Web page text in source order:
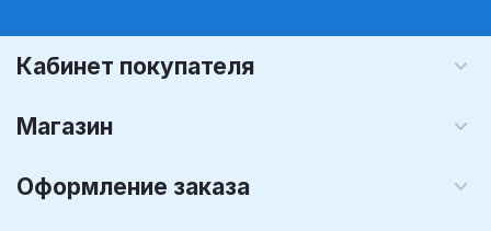
Кабинет покупателя
Магазин
Оформление заказа